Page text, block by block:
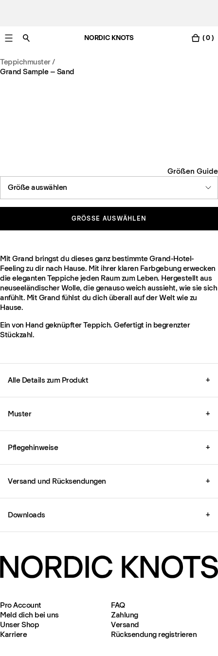
Gratis Lieferung nach Deutschland in 3-6 Werktagen
NORDIC KNOTS ( 0 )
Teppichmuster/
Grand Sample – Sand
Größen Guide
Größe auswählen
GRÖSSE AUSWÄHLEN
Mit Grand bringst du dieses ganz bestimmte Grand-Hotel-
Feeling zu dir nach Hause. Mit ihrer klaren Farbgebung erwecken
die eleganten Teppiche jeden Raum zum Leben. Hergestellt aus
neuseeländischer Wolle, die genauso weich aussieht, wie sie sich
anfühlt. Mit Grand fühlst du dich überall auf der Welt wie zu
Hause.
Ein von Hand geknüpfter Teppich. Gefertigt in begrenzter
Stückzahl.
Alle Details zum Produkt +
Muster +
Pflegehinweise +
Versand und Rücksendungen +
Downloads +
Pro Account
Meld dich bei uns
Unser Shop
Karriere
FAQ
Zahlung
Versand
Rücksendung registrieren